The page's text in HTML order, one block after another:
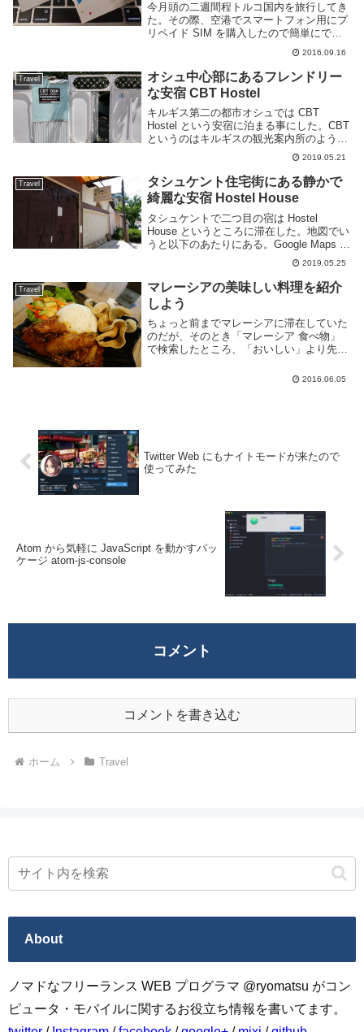
今月頭の二週間程トルコ国内を旅行してき
た。その際、空港でスマートフォン用にプ
リペイド SIM を購入したので簡単にでは
あるがメモしておこう。空港で購入できる
プリペイド SIM カード自分が利用したサ
ビハ・ギョクチェン国際空港では到着ゲー
トを...
2016.09.16
Travel
オシュ中心部にあるフレンドリー
な安宿 CBT Hostel
キルギス第二の都市オシュでは CBT
Hostel という安宿に泊まる事にした。CBT
というのはキルギスの観光案内所のような
ものらしく、オシュではそれがホステルも
運営しているようだ。場所はオシュのほぼ
中心部にある。すぐ近くにレストランや
カ...
2019.05.21
Travel
タシュケント住宅街にある静かで
綺麗な安宿 Hostel House
タシュケントで二つ目の宿は Hostel
House というところに滞在した。地図でい
うと以下のあたりにある。Google Maps に
登録されていないのでわかりにくいが、ロ
シア大使館の反対側の道を一本入ったとこ
ろにある。大通りからは離れて...
2019.05.25
Travel
マレーシアの美味しい料理を紹介
しよう
ちょっと前までマレーシアに滞在していた
のだが、そのとき「マレーシア 食べ物」
で検索したところ、「おいしい」より先に
た。なんでやこんなに美味しいのに・・・
2016.06.05
Twitter Web にもナイトモードが来たので
使ってみた
Atom から気軽に JavaScript を動かすパッ
ケージ atom-js-console
コメント
コメントを書き込む
ホーム Travel
About
ノマドなフリーランス WEB プログラマ @ryomatsu がコン
ピュータ・モバイルに関するお役立ち情報を書いてます。